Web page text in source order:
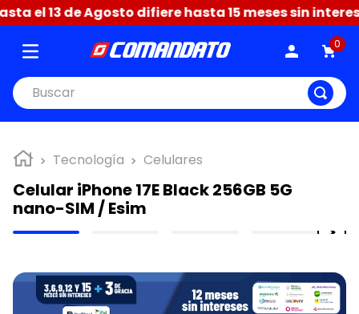
el 13 de Agosto difiere hasta 15 meses sin
0
Buscar
Tecnología Celulares
Celular iPhone 17E Black 256GB 5G
nano-SIM / Esim